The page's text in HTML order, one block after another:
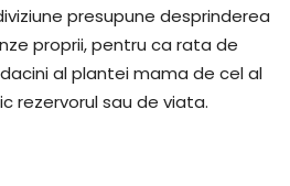
presupune desprinderea
proprii, pentru ca rata de
al plantei mama de cel al
rezervorul sau de viata.